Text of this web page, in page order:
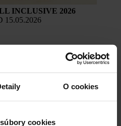
O cookies
cookies
INCLUSIVE 2026